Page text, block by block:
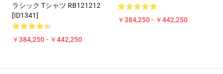
ラシック Tシャツ RB121212
[ID1341]
￥384,250 - ￥442,250
￥384,250 - ￥442,250